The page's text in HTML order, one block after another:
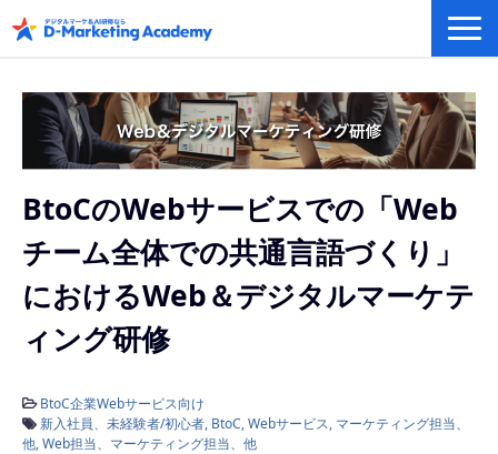
eラーニングシステム
カリキュラム例/事例
会社概要
BtoCのWebサービスでの「Web
チーム全体での共通言語づくり」
におけるWeb＆デジタルマーケテ
ィング研修
BtoC企業Webサービス向け
新入社員、未経験者/初心者 BtoC Webサービス マーケティング担当、
他 Web担当、マーケティング担当、他